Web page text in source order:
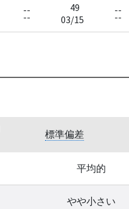
--
--
49
03/15
--
--
標準偏差
平均的
やや小さい